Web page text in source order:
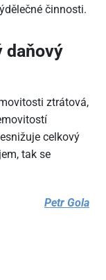
činnosti.
daňový
ztrátová,
celkový
tak se
Petr Gola